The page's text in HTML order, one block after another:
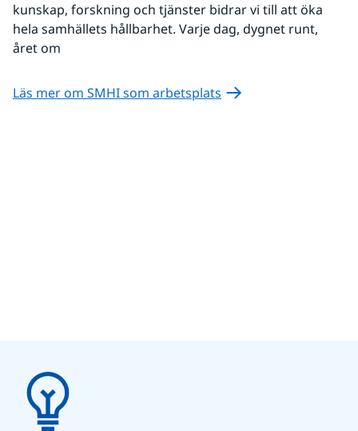
kunskap, forskning och tjänster bidrar vi till att öka
hela samhällets hållbarhet. Varje dag, dygnet runt,
året om
Läs mer om SMHI som arbetsplats